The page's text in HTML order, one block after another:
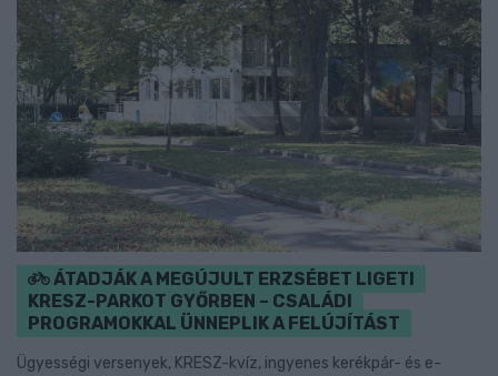
ÁTADJÁK A MEGÚJULT ERZSÉBET LIGETI
KRESZ-PARKOT GYŐRBEN – CSALÁDI
PROGRAMOKKAL ÜNNEPLIK A FELÚJÍTÁST
Ügyességi versenyek, KRESZ-kvíz, ingyenes kerékpár- és e-